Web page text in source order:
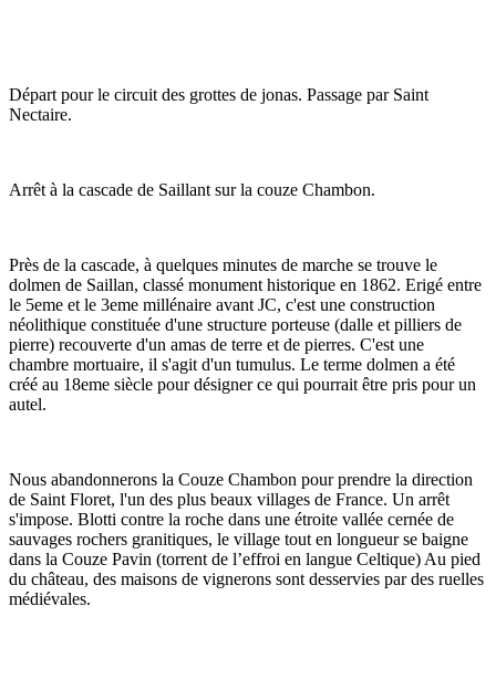
Départ pour le circuit des grottes de jonas. Passage par Saint
Nectaire.
Arrêt à la cascade de Saillant sur la couze Chambon.
Près de la cascade, à quelques minutes de marche se trouve le
dolmen de Saillan, classé monument historique en 1862. Erigé entre
le 5eme et le 3eme millénaire avant JC, c'est une construction
néolithique constituée d'une structure porteuse (dalle et pilliers de
pierre) recouverte d'un amas de terre et de pierres. C'est une
chambre mortuaire, il s'agit d'un tumulus. Le terme dolmen a été
créé au 18eme siècle pour désigner ce qui pourrait être pris pour un
autel.
Nous abandonnerons la Couze Chambon pour prendre la direction
de Saint Floret, l'un des plus beaux villages de France. Un arrêt
s'impose. Blotti contre la roche dans une étroite vallée cernée de
sauvages rochers granitiques, le village tout en longueur se baigne
dans la Couze Pavin (torrent de l’effroi en langue Celtique) Au pied
du château, des maisons de vignerons sont desservies par des ruelles
médiévales.